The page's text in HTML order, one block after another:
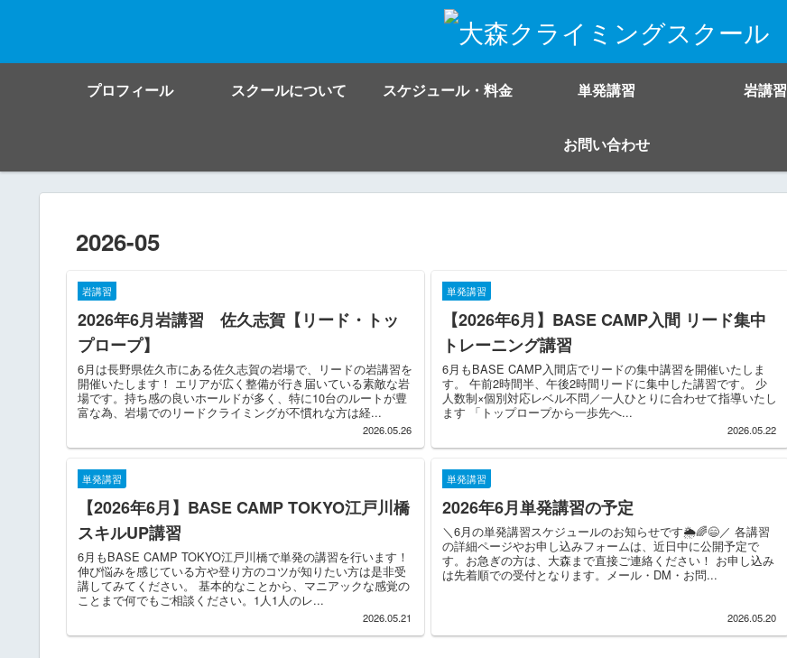
プロフィール スクールについて スケジュール・料金 単発講習 岩講習
お問い合わせ
2026-05
岩講習
2026年6月岩講習 佐久志賀【リード・トッ
プロープ】
6月は長野県佐久市にある佐久志賀の岩場で、リードの岩講習を
開催いたします！ エリアが広く整備が行き届いている素敵な岩
場です。持ち感の良いホールドが多く、特に10台のルートが豊
富な為、岩場でのリードクライミングが不慣れな方は経...
2026.05.26
単発講習
【2026年6月】BASE CAMP入間 リード集中
トレーニング講習
6月もBASE CAMP入間店でリードの集中講習を開催いたしま
す。 午前2時間半、午後2時間リードに集中した講習です。 少
人数制×個別対応レベル不問／一人ひとりに合わせて指導いたし
ます 「トップロープから一歩先へ...
2026.05.22
単発講習
【2026年6月】BASE CAMP TOKYO江戸川橋
スキルUP講習
6月もBASE CAMP TOKYO江戸川橋で単発の講習を行います！
伸び悩みを感じている方や登り方のコツが知りたい方は是非受
講してみてください。 基本的なことから、マニアックな感覚の
ことまで何でもご相談ください。1人1人のレ...
2026.05.21
単発講習
2026年6月単発講習の予定
＼6月の単発講習スケジュールのお知らせです🌦️🌈😄／ 各講習
の詳細ページやお申し込みフォームは、近日中に公開予定で
す。お急ぎの方は、大森まで直接ご連絡ください！ お申し込み
は先着順での受付となります。メール・DM・お問...
2026.05.20